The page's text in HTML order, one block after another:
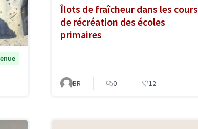
Îlots de fraîcheur dans les cours
de récréation des écoles
primaires
BR 0 12